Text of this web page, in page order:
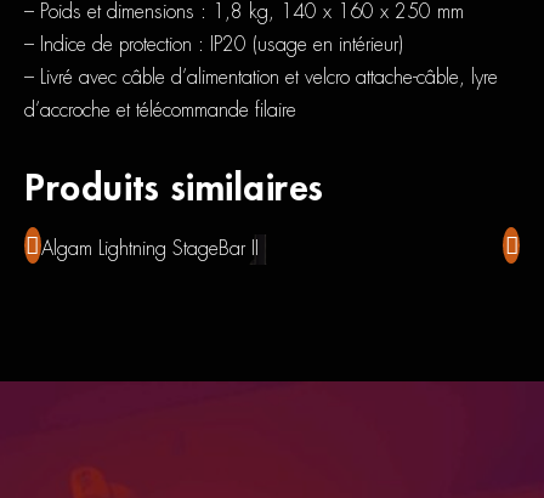
– Poids et dimensions : 1,8 kg, 140 x 160 x 250 mm
– Indice de protection : IP20 (usage en intérieur)
– Livré avec câble d’alimentation et velcro attache-câble, lyre
d’accroche et télécommande filaire
Produits similaires
Algam Lightning StageBar II